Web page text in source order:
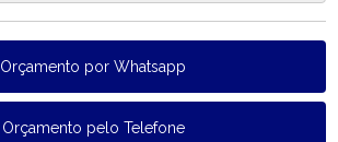
Orçamento por Whatsapp
Orçamento pelo Telefone